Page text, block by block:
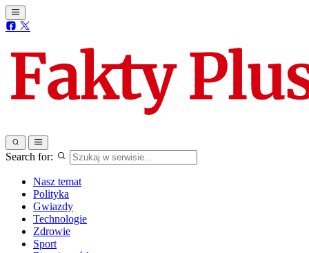
Search for:
Nasz temat
Polityka
Gwiazdy
Technologie
Zdrowie
Sport